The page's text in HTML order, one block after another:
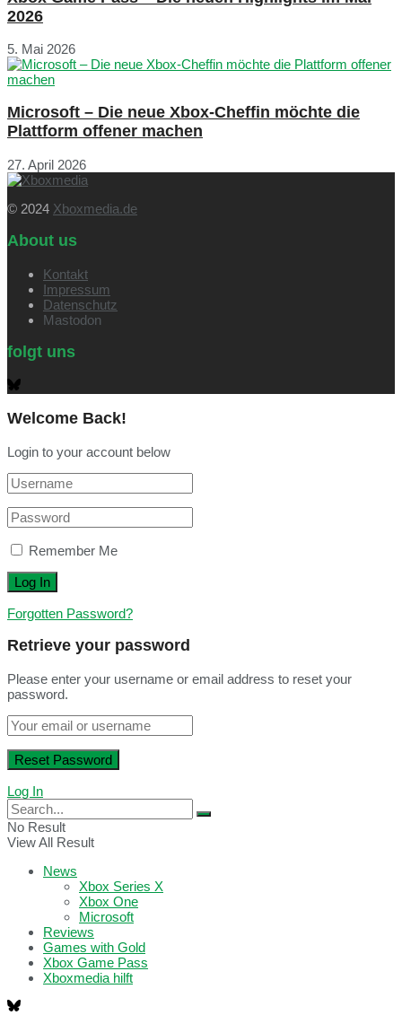
2026
5. Mai 2026
Microsoft – Die neue Xbox-Cheffin möchte die
Plattform offener machen
27. April 2026
© 2024 Xboxmedia.de
About us
Kontakt
Impressum
Datenschutz
Mastodon
folgt uns
Welcome Back!
Login to your account below
Remember Me
Forgotten Password?
Retrieve your password
Please enter your username or email address to reset your
password.
Log In
No Result
View All Result
News
Xbox Series X
Xbox One
Microsoft
Reviews
Games with Gold
Xbox Game Pass
Xboxmedia hilft